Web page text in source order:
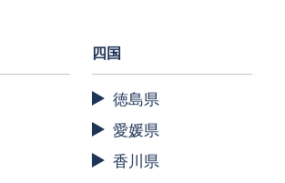
四国
徳島県
愛媛県
香川県